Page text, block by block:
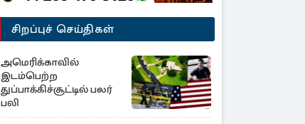
சிறப்புச் செய்திகள்
அமெரிக்காவில்
இடம்பெற்ற
துப்பாக்கிச்சூட்டில் பலர்
பலி